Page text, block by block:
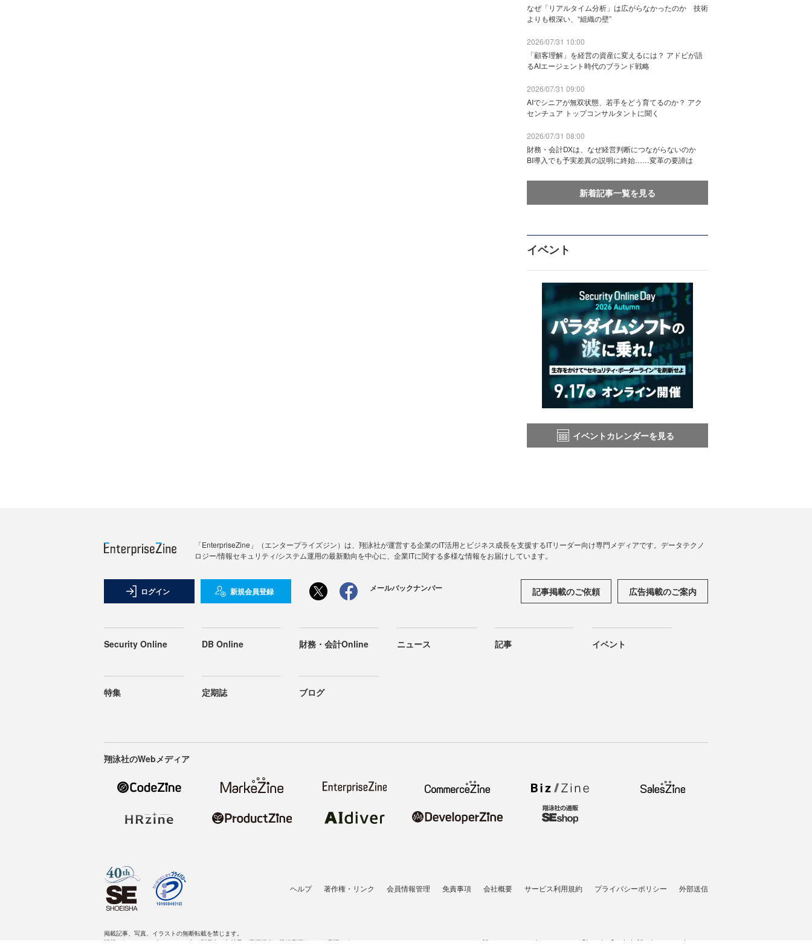
なぜ「リアルタイム分析」は広がらなかったのか 技術
よりも根深い、“組織の壁”
2026/07/31 10:00
「顧客理解」を経営の資産に変えるには？ アドビが語
るAIエージェント時代のブランド戦略
2026/07/31 09:00
AIでシニアが無双状態、若手をどう育てるのか？ アク
センチュア トップコンサルタントに聞く
2026/07/31 08:00
財務・会計DXは、なぜ経営判断につながらないのか
BI導入でも予実差異の説明に終始……変革の要諦は
新着記事一覧を見る
イベント
イベントカレンダーを見る
「EnterpriseZine」（エンタープライズジン）は、翔泳社が運営する企業のIT活用とビジネス成長を支援するITリーダー向け専門メディアです。データテクノ
ロジー/情報セキュリティ/システム運用の最新動向を中心に、企業ITに関する多様な情報をお届けしています。
ログイン 新規会員登録 メールバックナンバー 記事掲載のご依頼 広告掲載のご案内
Security Online DB Online 財務・会計Online ニュース 記事 イベント
特集 定期誌 ブログ
翔泳社のWebメディア
ヘルプ 著作権・リンク 会員情報管理 免責事項 会社概要 サービス利用規約 プライバシーポリシー 外部送信
掲載記事、写真、イラストの無断転載を禁じます。